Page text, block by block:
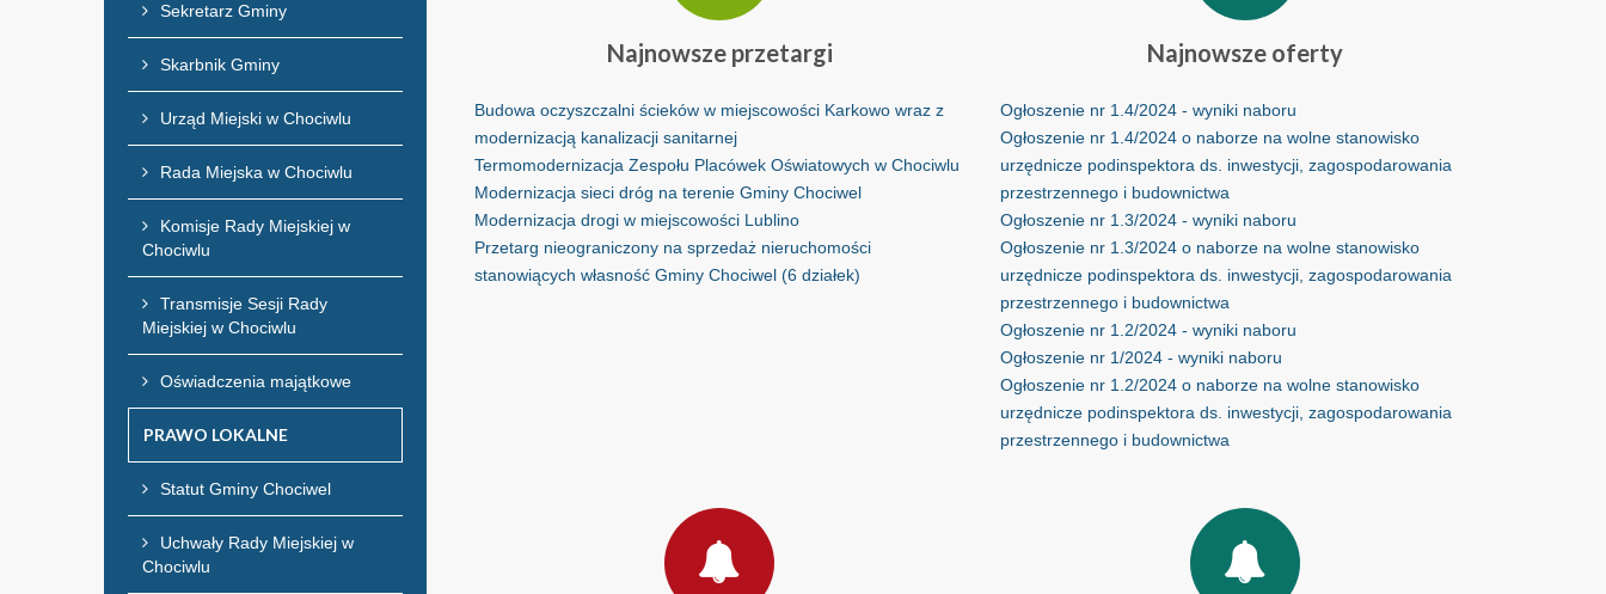
Najnowszeprzetargi
Budowa oczyszczalni ścieków w miejscowości Karkowo wraz z
modernizacją kanalizacji sanitarnej
Termomodernizacja Zespołu Placówek Oświatowych w Chociwlu
Modernizacja sieci dróg na terenie Gminy Chociwel
Modernizacja drogi w miejscowości Lublino
Przetarg nieograniczony na sprzedaż nieruchomości
stanowiących własność Gminy Chociwel (6 działek)
Najnowsze oferty
Ogłoszenie nr 1.4/2024 - wyniki naboru
Ogłoszenie nr 1.4/2024 o naborze na wolne stanowisko
urzędnicze podinspektora ds. inwestycji, zagospodarowania
przestrzennego i budownictwa
Ogłoszenie nr 1.3/2024 - wyniki naboru
Ogłoszenie nr 1.3/2024 o naborze na wolne stanowisko
urzędnicze podinspektora ds. inwestycji, zagospodarowania
przestrzennego i budownictwa
Ogłoszenie nr 1.2/2024 - wyniki naboru
Ogłoszenie nr 1/2024 - wyniki naboru
Ogłoszenie nr 1.2/2024 o naborze na wolne stanowisko
urzędnicze podinspektora ds. inwestycji, zagospodarowania
przestrzennego i budownictwa
Sekretarz Gminy
Skarbnik Gminy
Urząd Miejski w Chociwlu
Rada Miejska w Chociwlu
Komisje Rady Miejskiej w
Chociwlu
Transmisje Sesji Rady
Miejskiej w Chociwlu
Oświadczenia majątkowe
PRAWO LOKALNE
Statut Gminy Chociwel
Uchwały Rady Miejskiej w
Chociwlu